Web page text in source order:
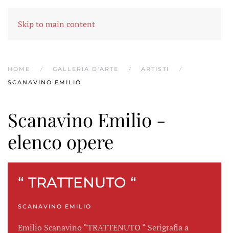
Skip to main content
HOME GALLERIA D'ARTE
ARTISTI
SCANAVINO EMILIO
Scanavino Emilio -
elenco opere
“ TRATTENUTO “
SCANAVINO EMILIO
Emilio Scanavino “TRATTENUTO “ Serigrafia a